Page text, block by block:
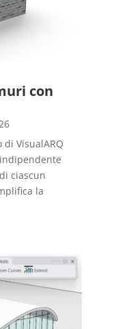
con
VisualARQ
ciascun
la